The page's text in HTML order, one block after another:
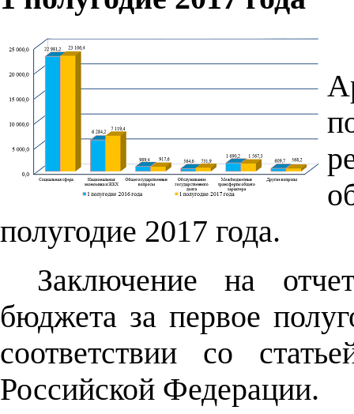
полугодие 2017 года.
Заключение на
бюджета за первое
соответствии со
Российской Федерации.